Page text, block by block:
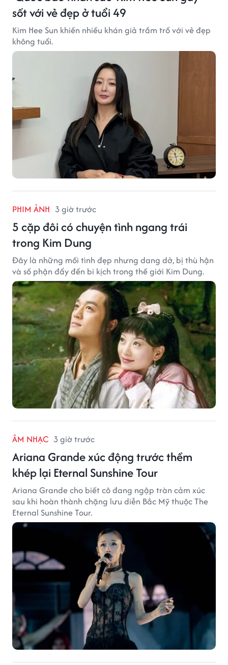
sốt với vẻ đẹp ở tuổi 49
Kim Hee Sun khiến nhiều khán giả trầm trồ với vẻ đẹp
không tuổi.
PHIM ẢNH 3 giờ trước
5 cặp đôi có chuyện tình ngang trái
trong Kim Dung
Đây là những mối tình đẹp nhưng dang dở, bị thù hận
và số phận đẩy đến bi kịch trong thế giới Kim Dung.
ÂM NHẠC 3 giờ trước
Ariana Grande xúc động trước thềm
khép lại Eternal Sunshine Tour
Ariana Grande cho biết cô đang ngập tràn cảm xúc
sau khi hoàn thành chặng lưu diễn Bắc Mỹ thuộc The
Eternal Sunshine Tour.